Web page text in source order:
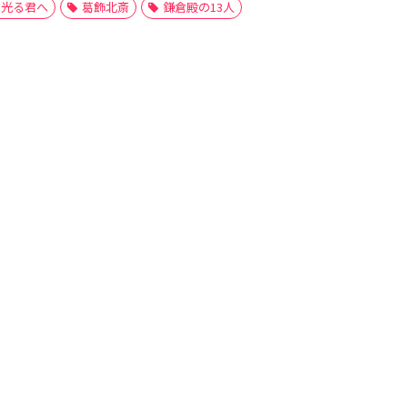
光る君へ 葛飾北斎 鎌倉殿の13人